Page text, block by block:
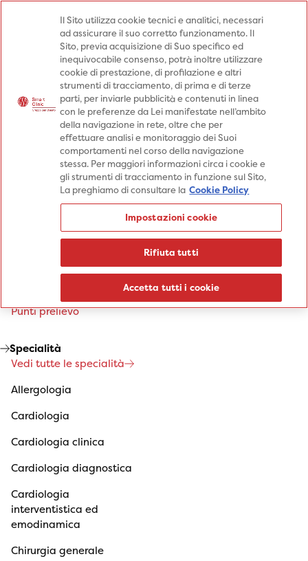
Prenota una visita
Prenota una visita
Specialità
Prestazioni
Patologie
Informazioni
Punti prelievo
Specialità
Vedi tutte le specialità
Allergologia
Cardiologia
Cardiologia clinica
Cardiologia diagnostica
Cardiologia
interventistica ed
emodinamica
Chirurgia generale
Medici Punti prelievo
Specialità
Prestazioni
Patologie
Sedi
Percorsi
Informazioni
Prenota una visita
Prenota una visita
Il Sito utilizza cookie tecnici e analitici, necessari
ad assicurare il suo corretto funzionamento. Il
Sito, previa acquisizione di Suo specifico ed
inequivocabile consenso, potrà inoltre utilizzare
cookie di prestazione, di profilazione e altri
strumenti di tracciamento, di prima e di terze
parti, per inviarle pubblicità e contenuti in linea
con le preferenze da Lei manifestate nell’ambito
della navigazione in rete, oltre che per
effettuare analisi e monitoraggio dei Suoi
comportamenti nel corso della navigazione
stessa. Per maggiori informazioni circa i cookie e
gli strumenti di tracciamento in funzione sul Sito,
La preghiamo di consultare la Cookie Policy
Impostazioni cookie
Rifiuta tutti
Accetta tutti i cookie